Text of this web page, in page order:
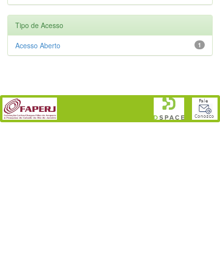
Tipo de Acesso
1
Acesso Aberto